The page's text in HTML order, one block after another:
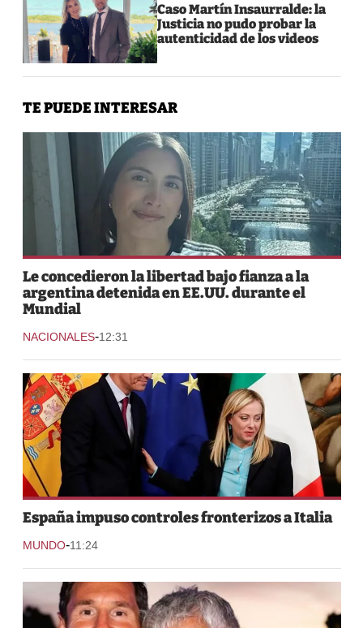
Caso Martín Insaurralde: la
Justicia no pudo probar la
autenticidad de los videos
TE PUEDE INTERESAR
Le concedieron la libertad bajo fianza a la
argentina detenida en EE.UU. durante el
Mundial
NACIONALES-12:31
España impuso controles fronterizos a Italia
MUNDO-11:24